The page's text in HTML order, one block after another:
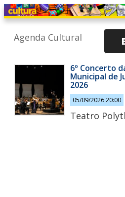
Agenda Cultural
6º Concerto
Municipal de
2026
05/09/2026 20:00
Teatro